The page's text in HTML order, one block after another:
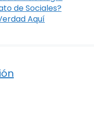
de Sociales?
Aquí